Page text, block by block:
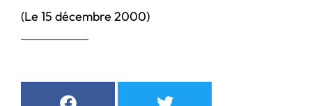
(Le 15 décembre 2000)